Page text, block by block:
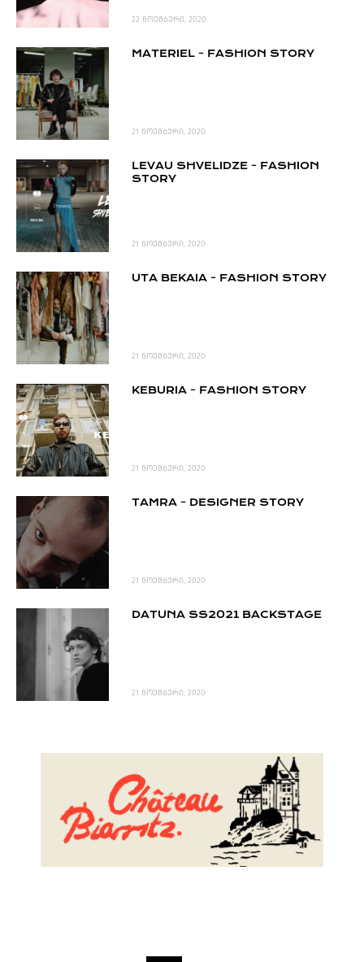
22 ნოემბერი, 2020
MATERIEL - FASHION STORY
21 ნოემბერი, 2020
LEVAU SHVELIDZE - FASHION
STORY
21 ნოემბერი, 2020
UTA BEKAIA - FASHION STORY
21 ნოემბერი, 2020
KEBURIA - FASHION STORY
21 ნოემბერი, 2020
TAMRA - DESIGNER STORY
21 ნოემბერი, 2020
DATUNA SS2021 BACKSTAGE
21 ნოემბერი, 2020